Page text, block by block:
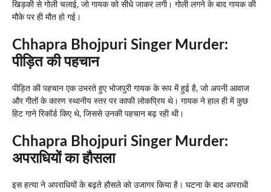
खिड़की से गोली चलाई, जो गायक को सीधे जाकर लगी। गोली लगने के बाद गायक की
मौके पर ही मौत हो गई।
Chhapra Bhojpuri Singer Murder:
पीड़ित की पहचान
पीड़ित की पहचान एक उभरते हुए भोजपुरी गायक के रूप में हुई है, जो अपनी आवाज
और गीतों के कारण स्थानीय स्तर पर काफी लोकप्रिय थे। गायक ने हाल ही में कुछ
हिट गाने रिकॉर्ड किए थे, जिससे उनकी पहचान बढ़ रही थी।
Chhapra Bhojpuri Singer Murder:
अपराधियों का हौसला
इस हत्या ने अपराधियों के बढ़ते हौसले को उजागर किया है। घटना के बाद अपराधी